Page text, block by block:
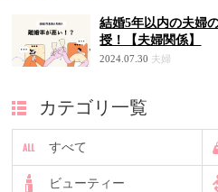
結婚5年以内の夫婦
授！【夫婦関係】
2024.07.30 夫婦
カテゴリ一覧
すべて
ビューティー